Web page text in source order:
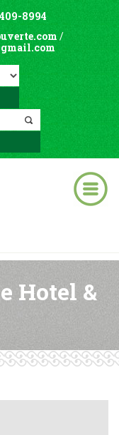
8994
/
Hotel &